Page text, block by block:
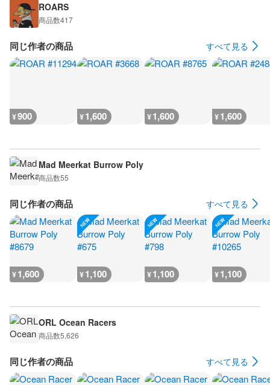
ROARS
商品数417
同じ作者の商品 すべて見る
¥900 ¥1,600 ¥1,600 ¥1,600
Mad Meerkat Burrow Poly
商品数55
同じ作者の商品 すべて見る
¥1,600 ¥1,100 ¥1,100 ¥1,100
ORL Ocean Racers
商品数5,626
同じ作者の商品 すべて見る